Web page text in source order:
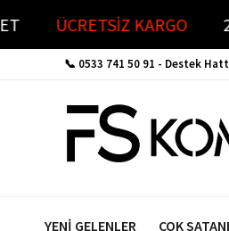
ÜCRETSİZ KARGO
📞 0533 741 50 91 - Destek
YENİ GELENLER ÇOK